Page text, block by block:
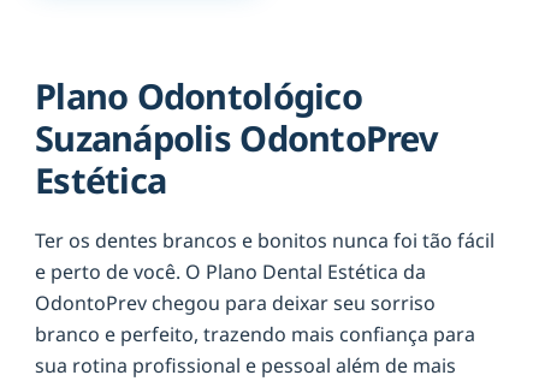
Plano Odontológico
Suzanápolis OdontoPrev
Estética
Ter os dentes brancos e bonitos nunca foi tão fácil
e perto de você. O Plano Dental Estética da
OdontoPrev chegou para deixar seu sorriso
branco e perfeito, trazendo mais confiança para
sua rotina profissional e pessoal além de mais